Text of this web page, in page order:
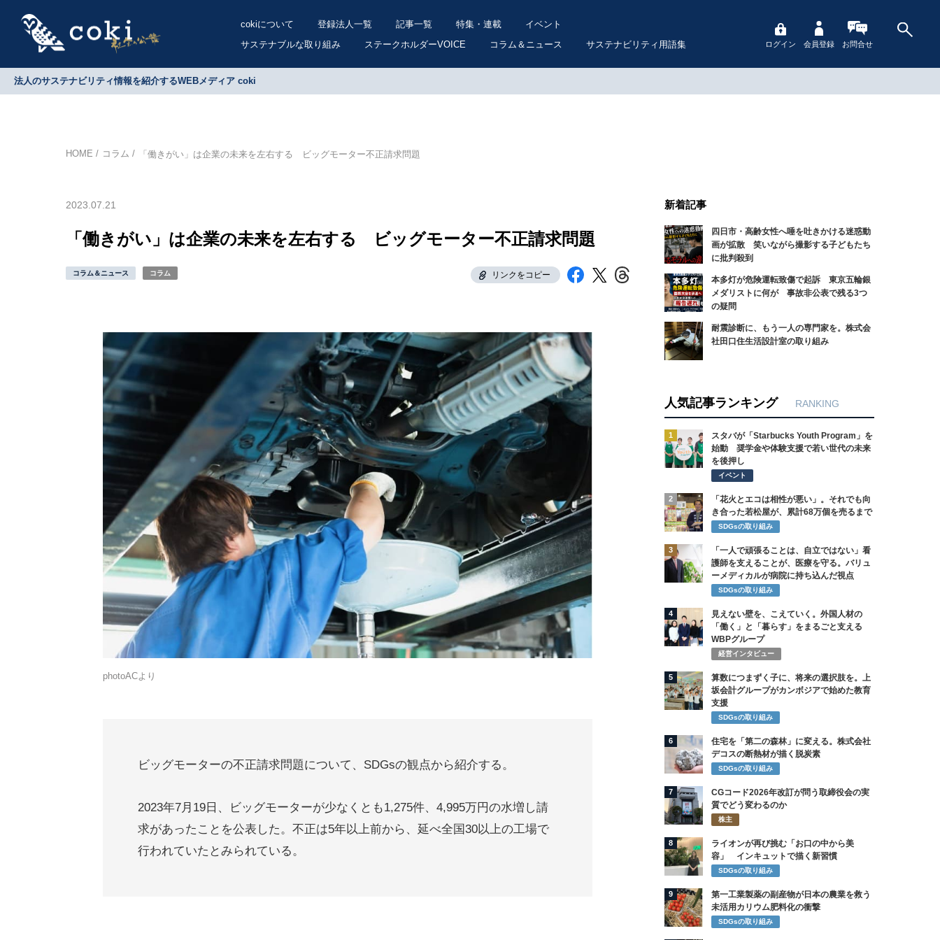
cokiについて 登録法人一覧 記事一覧 特集・連載
イベント
サステナブルな取り組み
ステークホルダーVOICE コラム＆ニュース サステナビリティ用語集 ログイン 会員登録 お問合せ
法人のサステナビリティ情報を紹介するWEBメディア coki
HOME コラム 「働きがい」は企業の未来を左右する ビッグモーター不正請求問題
2023.07.21
「働きがい」は企業の未来を左右する ビッグモーター不正請求問題
コラム＆ニュース コラム リンクをコピー
photoACより
ビッグモーターの不正請求問題について、SDGsの観点から紹介する。
2023年7月19日、ビッグモーターが少なくとも1,275件、4,995万円の水増し請
求があったことを公表した。不正は5年以上前から、延べ全国30以上の工場で
行われていたとみられている。
新着記事
四日市・高齢女性へ唾を吐きかける迷惑動
画が拡散 笑いながら撮影する子どもたち
に批判殺到
本多灯が危険運転致傷で起訴 東京五輪銀
メダリストに何が 事故非公表で残る3つ
の疑問
耐震診断に、もう一人の専門家を。株式会
社田口住生活設計室の取り組み
人気記事ランキング RANKING
1
スタバが「Starbucks Youth Program」を
始動 奨学金や体験支援で若い世代の未来
を後押し
イベント
2
「花火とエコは相性が悪い」。それでも向
き合った若松屋が、累計68万個を売るまで
SDGsの取り組み
3
「一人で頑張ることは、自立ではない」看
護師を支えることが、医療を守る。バリュ
ーメディカルが病院に持ち込んだ視点
SDGsの取り組み
4
見えない壁を、こえていく。外国人材の
「働く」と「暮らす」をまるごと支える
WBPグループ
経営インタビュー
5
算数につまずく子に、将来の選択肢を。上
坂会計グループがカンボジアで始めた教育
支援
SDGsの取り組み
6
住宅を「第二の森林」に変える。株式会社
デコスの断熱材が描く脱炭素
SDGsの取り組み
7
CGコード2026年改訂が問う取締役会の実
質でどう変わるのか
株主
8
ライオンが再び挑む「お口の中から美
容」 インキュットで描く新習慣
SDGsの取り組み
9
第一工業製薬の副産物が日本の農業を救う
未活用カリウム肥料化の衝撃
SDGsの取り組み